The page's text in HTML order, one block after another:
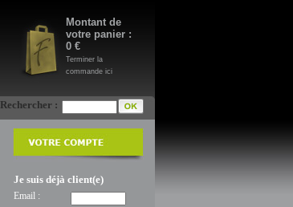
Montant de
votre panier :
0 €
Terminer la
commande ici
Rechercher :
Je suis déjà client(e)
Email :